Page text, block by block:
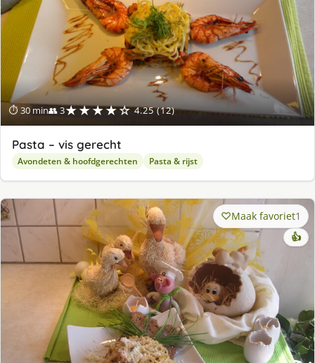
⏱ 30 min👥 3★★★★☆ 4.25 (12)
Pasta – vis gerecht
Avondeten & hoofdgerechten Pasta & rijst
Maak favoriet1
👍